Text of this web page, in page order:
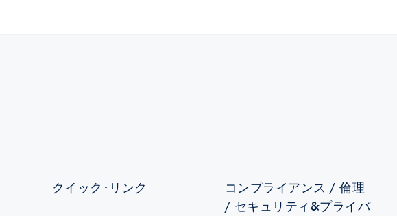
クイック･リンク
コンプライアンス / 倫理
/ セキュリティ&プライバ